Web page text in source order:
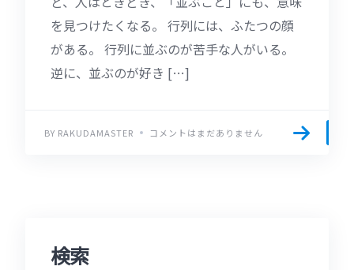
を見つけたくなる。 行列には、ふたつの顔
がある。 行列に並ぶのが苦手な人がいる。
逆に、並ぶのが好き […]
BY RAKUDAMASTER コメントはまだありません
検索